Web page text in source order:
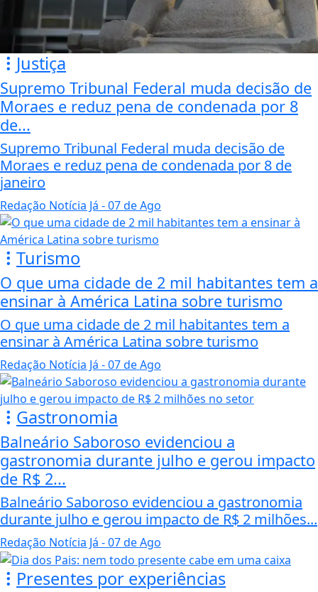
Justiça
Supremo Tribunal Federal muda decisão de
Moraes e reduz pena de condenada por 8
de...
Supremo Tribunal Federal muda decisão de
Moraes e reduz pena de condenada por 8 de
janeiro
Redação Notícia Já - 07 de Ago
Turismo
O que uma cidade de 2 mil habitantes tem a
ensinar à América Latina sobre turismo
O que uma cidade de 2 mil habitantes tem a
ensinar à América Latina sobre turismo
Redação Notícia Já - 07 de Ago
Gastronomia
Balneário Saboroso evidenciou a
gastronomia durante julho e gerou impacto
de R$ 2...
Balneário Saboroso evidenciou a gastronomia
durante julho e gerou impacto de R$ 2 milhões...
Redação Notícia Já - 07 de Ago
Presentes por experiências